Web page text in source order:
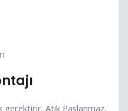
gerektirir. Atik Paslanmaz,